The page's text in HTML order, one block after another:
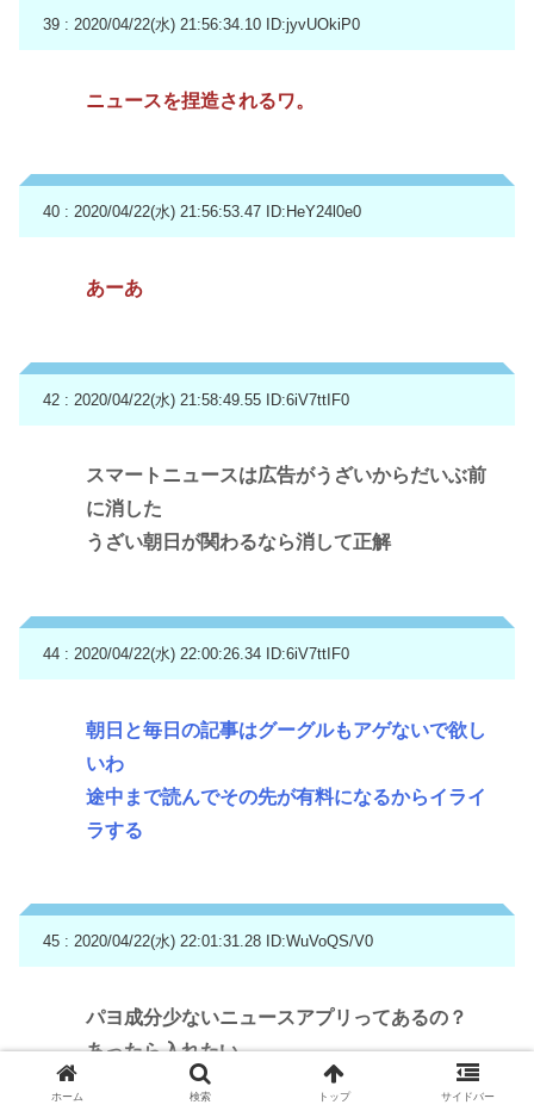
39 : 2020/04/22(水) 21:56:34.10 ID:jyvUOkiP0
ニュースを捏造されるワ。
40 : 2020/04/22(水) 21:56:53.47 ID:HeY24l0e0
あーあ
42 : 2020/04/22(水) 21:58:49.55 ID:6iV7ttIF0
スマートニュースは広告がうざいからだいぶ前
に消した
うざい朝日が関わるなら消して正解
44 : 2020/04/22(水) 22:00:26.34 ID:6iV7ttIF0
朝日と毎日の記事はグーグルもアゲないで欲し
いわ
途中まで読んでその先が有料になるからイライ
ラする
45 : 2020/04/22(水) 22:01:31.28 ID:WuVoQS/V0
パヨ成分少ないニュースアプリってあるの？
あったら入れたい
電波浴すると無駄に疲れるし
ホーム 検索 トップ サイドバー